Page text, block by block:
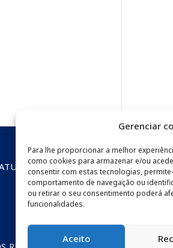
Gerenciar
Para lhe proporcionar a melhor
como cookies para armazenar e/ou
consentir com estas tecnologias,
comportamento de navegação ou
ou retirar o seu consentimento poderá
funcionalidades.
Aceito
DA NEWSLETTER